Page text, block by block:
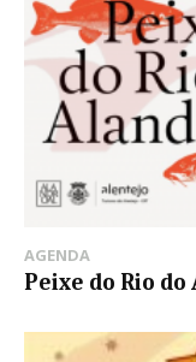
AGENDA
Peixe do Rio do